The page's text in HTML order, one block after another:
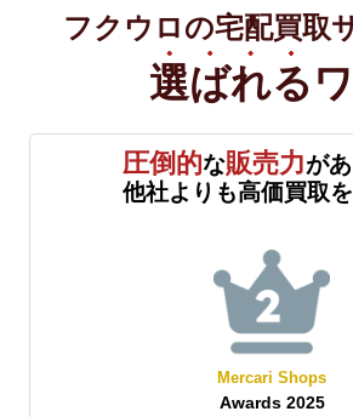
フクウロの宅配買取
選ばれる
圧倒的な販売力が
他社よりも高価買取を
Mercari Shops
Awards 2025